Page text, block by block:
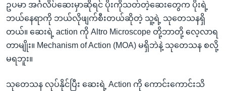
ဥပမာ အင်္ဂလိပ်ဆေးမှာဆိုရင် ပိုးကိုသတ်တဲ့ဆေးတွေက ပိုးရဲ့
ဘယ်နေရာကို ဘယ်လိုဖျက်စီးတယ်ဆိုတဲ့ သူ့ရဲ့ သုတေသနရှိ
တယ်။ ဆေးရဲ့ action ကို Altro Microscope တို့ဘာတို့ လေ့လာရ
တာမျိုး။ Mechanism of Action (MOA) မရှိဘဲနဲ့ သုတေသန စလို့
မရဘူး။
သုတေသန လုပ်နိုင်ပြီး ဆေးရဲ့ Action ကို ကောင်းကောင်းသိ